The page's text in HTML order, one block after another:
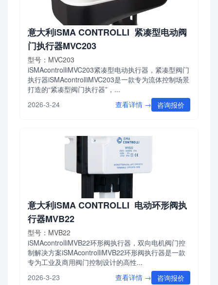
意大利iSMA CONTROLLI 紧凑型电动阀
门执行器MVC203
型号：MVC203
iSMAcontrolliMVC203紧凑型电动执行器，紧凑型阀门
执行器iSMAcontrolliMVC203是一款专为流体控制场景
打造的“紧凑型阀门执行器”，...
2026-3-24
查看详情 → 咨询报价
意大利iSMA CONTROLLI 电动环形阀执
行器MVB22
型号：MVB22
iSMAcontrolliMVB22环形阀执行器，双向电机阀门控
制解决方案iSMAcontrolliMVB22环形阀执行器是一款
专为工业及商用阀门控制设计的高性...
2026-3-23
查看详情 → 咨询报价